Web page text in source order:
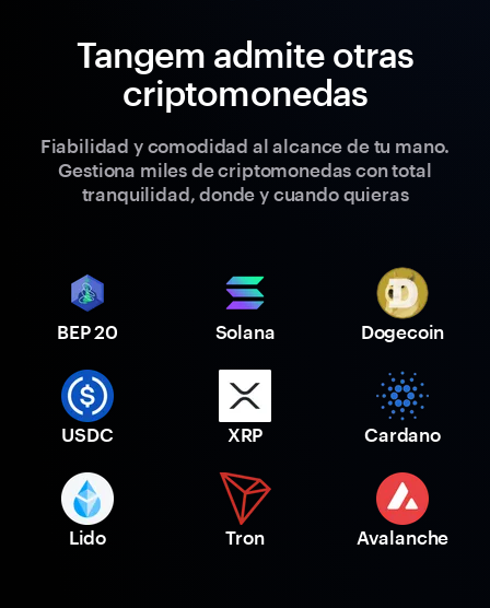
Tangem admite otras
criptomonedas
Fiabilidad y comodidad al alcance de tu mano.
Gestiona miles de criptomonedas con total
tranquilidad, donde y cuando quieras
BEP 20 Solana Dogecoin
USDC XRP Cardano
Lido Tron Avalanche